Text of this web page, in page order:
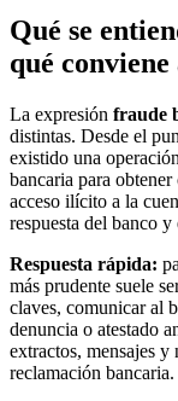
Qué se
qué
La expresión fraude
distintas. Desde el
existido una
bancaria para obtener
acceso ilícito a la
respuesta del banco
Respuesta rápida:
más prudente suele
claves, comunicar al
denuncia o atestado
extractos, mensajes
reclamación bancaria.